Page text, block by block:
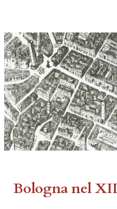
Bologna nel